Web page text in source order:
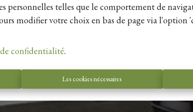
personnelles telles que le comportement de
modifier votre choix en bas de page via l'option
confidentialité.
Les cookies nécessaires